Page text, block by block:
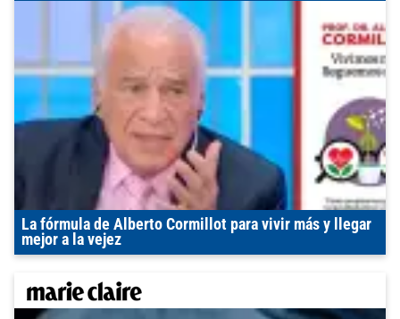
La fórmula de Alberto Cormillot para vivir más y llegar
mejor a la vejez